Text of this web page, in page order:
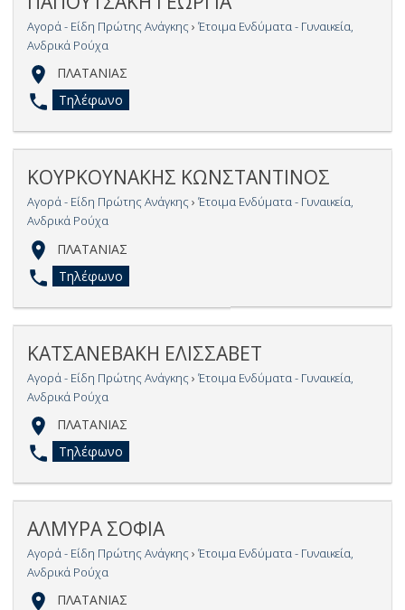
Αγορά - Είδη Πρώτης Ανάγκης › Έτοιμα Ενδύματα - Γυναικεία,
Ανδρικά Ρούχα
ΠΛΑΤΑΝΙΑΣ
Τηλέφωνο
ΚΟΥΡΚΟΥΝΑΚΗΣ ΚΩΝΣΤΑΝΤΙΝΟΣ
Αγορά - Είδη Πρώτης Ανάγκης › Έτοιμα Ενδύματα - Γυναικεία,
Ανδρικά Ρούχα
ΠΛΑΤΑΝΙΑΣ
Τηλέφωνο
ΚΑΤΣΑΝΕΒΑΚΗ ΕΛΙΣΣΑΒΕΤ
Αγορά - Είδη Πρώτης Ανάγκης › Έτοιμα Ενδύματα - Γυναικεία,
Ανδρικά Ρούχα
ΠΛΑΤΑΝΙΑΣ
Τηλέφωνο
ΑΛΜΥΡΑ ΣΟΦΙΑ
Αγορά - Είδη Πρώτης Ανάγκης › Έτοιμα Ενδύματα - Γυναικεία,
Ανδρικά Ρούχα
ΠΛΑΤΑΝΙΑΣ